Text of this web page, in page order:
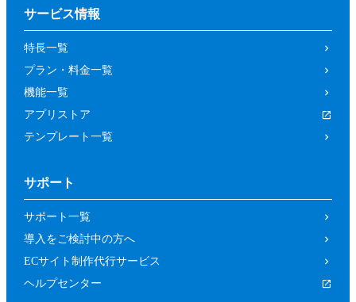
第２項に基づく、参加申込みの拒否、参加
の取り消しによって、参加者又は第三者が
被った損害等について、当社は一切の責任
を負わないものとします。
第４条（参加資格）
参加者は、当社所定の方法により申し込み
を行った方であって、本イベントの開催趣
方（法人、個人を問いません。）としま
す。
前項にもかかわらず、以下の各号に該当す
るおそれがあると当社が判断した場合は、
当社は承諾を取り消すことができるものと
サービス情報
特長一覧
プラン・料金一覧
機能一覧
アプリストア
テンプレート一覧
サポート
サポート一覧
導入をご検討中の方へ
ECサイト制作代行サービス
ヘルプセンター